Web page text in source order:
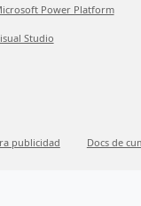
Power Platform
Studio
publicidad Docs de